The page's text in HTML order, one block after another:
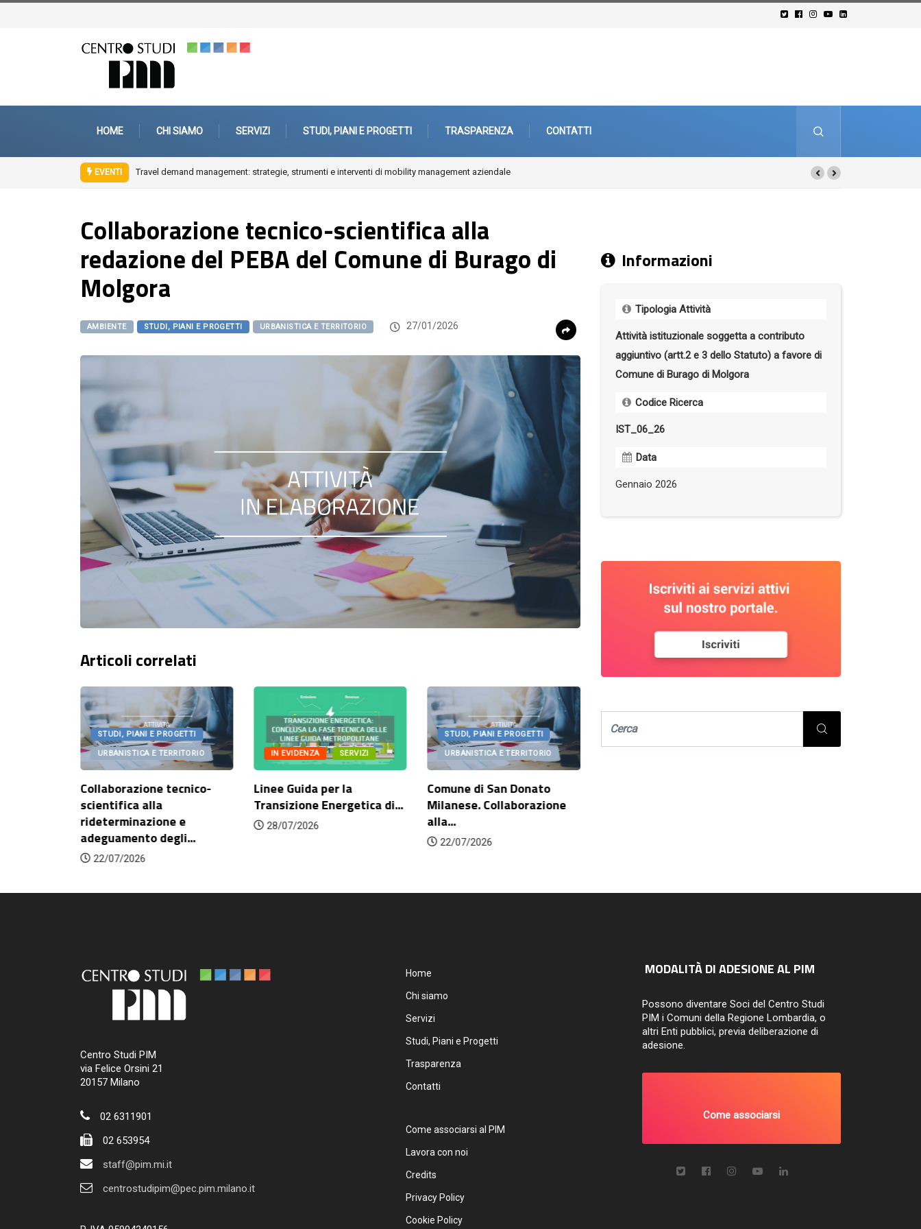
HOME CHI SIAMO SERVIZI STUDI, PIANI E PROGETTI TRASPARENZA CONTATTI
EVENTI Travel demand management: strategie, strumenti e interventi di mobility management aziendale
Collaborazione tecnico-scientifica alla
redazione del PEBA del Comune di Burago di
Molgora
AMBIENTE STUDI, PIANI E PROGETTI URBANISTICA E TERRITORIO 27/01/2026
Articoli correlati
STUDI, PIANI E PROGETTI
URBANISTICA E TERRITORIO
Collaborazione tecnico-
scientifica alla
rideterminazione e
adeguamento degli...
22/07/2026
IN EVIDENZA SERVIZI
Linee Guida per la
Transizione Energetica di...
28/07/2026
STUDI, PIANI E PROGETTI
URBANISTICA E TERRITORIO
Comune di San Donato
Milanese. Collaborazione
alla...
22/07/2026
STUDI, PIANI E PROGETTI
Informazioni
Tipologia Attività
Attività istituzionale soggetta a contributo
aggiuntivo (artt.2 e 3 dello Statuto) a favore di
Comune di Burago di Molgora
Codice Ricerca
IST_06_26
Data
Gennaio 2026
Centro Studi PIM
via Felice Orsini 21
20157 Milano
02 6311901
02 653954
staff@pim.mi.it
centrostudipim@pec.pim.milano.it
Home
Chi siamo
Servizi
Studi, Piani e Progetti
Trasparenza
Contatti
Come associarsi al PIM
Lavora con noi
Credits
Privacy Policy
Cookie Policy
MODALITÀ DI ADESIONE AL PIM
Possono diventare Soci del Centro Studi
PIM i Comuni della Regione Lombardia, o
altri Enti pubblici, previa deliberazione di
adesione.
Come associarsi